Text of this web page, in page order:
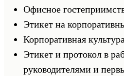
Офисное
Этикет на
Корпоративная
Этикет и протокол в
руководителями и